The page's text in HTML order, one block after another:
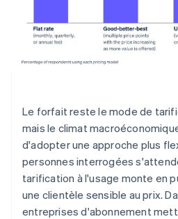
Le forfait reste le mode de
mais le climat
d'adopter une approche plus
personnes interrogées
tarification à l'usage monte en
une clientèle sensible au prix.
entreprises d'abonnement